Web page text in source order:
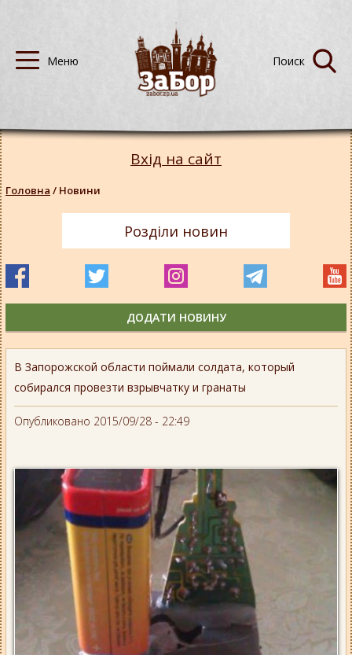
В Запорожской области поймали солдата, который
собирался провезти взрывчатку и гранаты
Опубликовано 2015/09/28 - 22:49
Вхід на сайт
Головна / Новини
Розділи новин
ДОДАТИ НОВИНУ